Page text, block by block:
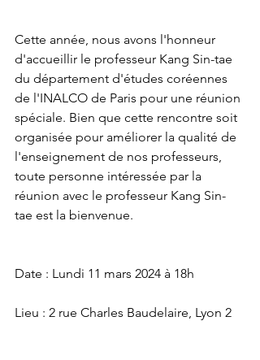
Cette année, nous avons l'honneur
d'accueillir le professeur Kang Sin-tae
du département d'études coréennes
de l'INALCO de Paris pour une réunion
spéciale. Bien que cette rencontre soit
organisée pour améliorer la qualité de
l'enseignement de nos professeurs,
toute personne intéressée par la
réunion avec le professeur Kang Sin-
tae est la bienvenue.
Date : Lundi 11 mars 2024 à 18h
Lieu : 2 rue Charles Baudelaire, Lyon 2